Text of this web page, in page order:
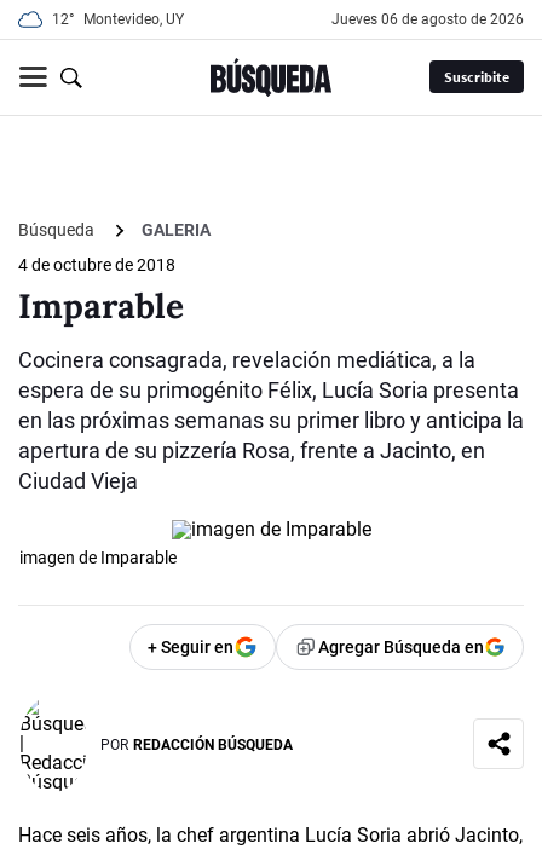
12° Montevideo, UY jueves 06 de agosto de 2026
Suscribite
Búsqueda
GALERIA
4 de octubre de 2018
Imparable
Cocinera consagrada, revelación mediática, a la
espera de su primogénito Félix, Lucía Soria presenta
en las próximas semanas su primer libro y anticipa la
apertura de su pizzería Rosa, frente a Jacinto, en
Ciudad Vieja
imagen de Imparable
+ Seguir en Agregar Búsqueda en
POR REDACCIÓN BÚSQUEDA
Hace seis años, la chef argentina Lucía Soria abrió Jacinto,